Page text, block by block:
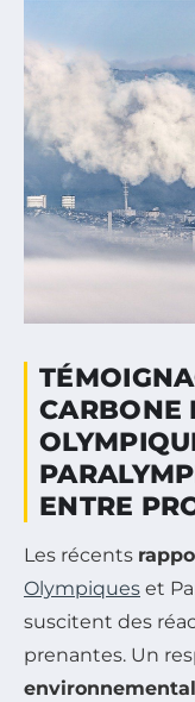
CARBONE
ENTRE
Les récents
Olympiques et
suscitent des
prenantes. Un